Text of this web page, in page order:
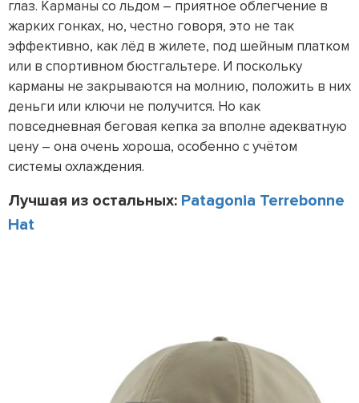
глаз. Карманы со льдом – приятное облегчение в
жарких гонках, но, честно говоря, это не так
эффективно, как лёд в жилете, под шейным платком
или в спортивном бюстгальтере. И поскольку
карманы не закрываются на молнию, положить в них
деньги или ключи не получится. Но как
повседневная беговая кепка за вполне адекватную
цену – она очень хороша, особенно с учётом
системы охлаждения.
Лучшая из остальных: Patagonia Terrebonne
Hat